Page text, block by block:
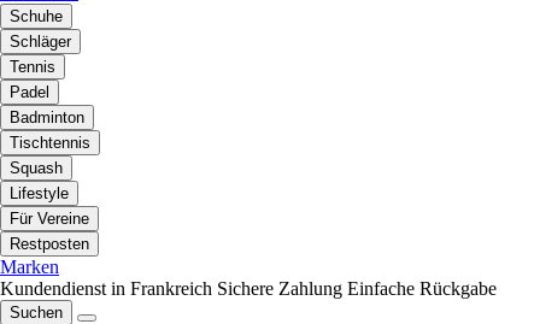
Schuhe
Schläger
Tennis
Padel
Badminton
Tischtennis
Squash
Lifestyle
Für Vereine
Restposten
Marken
Kundendienst in Frankreich Sichere Zahlung Einfache Rückgabe
Suchen